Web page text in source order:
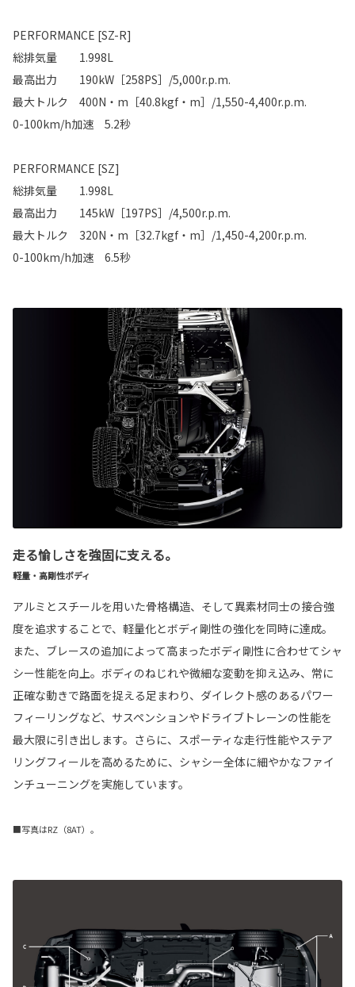
PERFORMANCE [SZ-R]
総排気量 1.998L
最高出力 190kW［258PS］/5,000r.p.m.
最大トルク 400N・m［40.8kgf・m］/1,550-4,400r.p.m.
0-100km/h加速 5.2秒
PERFORMANCE [SZ]
総排気量 1.998L
最高出力 145kW［197PS］/4,500r.p.m.
最大トルク 320N・m［32.7kgf・m］/1,450-4,200r.p.m.
0-100km/h加速 6.5秒
走る愉しさを強固に支える。
軽量・高剛性ボディ
アルミとスチールを用いた骨格構造、そして異素材同士の接合強
度を追求することで、軽量化とボディ剛性の強化を同時に達成。
また、ブレースの追加によって高まったボディ剛性に合わせてシャ
シー性能を向上。ボディのねじれや微細な変動を抑え込み、常に
正確な動きで路面を捉える足まわり、ダイレクト感のあるパワー
フィーリングなど、サスペンションやドライブトレーンの性能を
最大限に引き出します。さらに、スポーティな走行性能やステア
リングフィールを高めるために、シャシー全体に細やかなファイ
ンチューニングを実施しています。
■写真はRZ（8AT）。